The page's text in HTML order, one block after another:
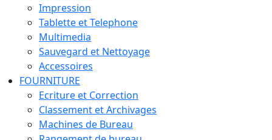
Impression
Tablette et Telephone
Multimedia
Sauvegard et Nettoyage
Accessoires
FOURNITURE
Ecriture et Correction
Classement et Archivages
Machines de Bureau